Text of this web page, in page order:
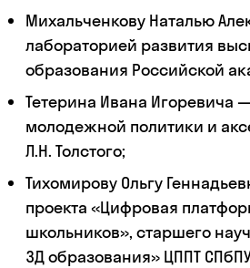
Михальченкову Наталью
лабораторией развития
образования Российской
Тетерина Ивана Игоревича
молодежной политики и
Л.Н. Толстого;
Тихомирову Ольгу
проекта «Цифровая
школьников», старшего
3Д образования» ЦППТ